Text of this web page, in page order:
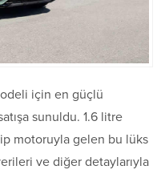
için en güçlü
sunuldu. 1.6 litre
motoruyla gelen bu lüks
ve diğer detaylarıyla